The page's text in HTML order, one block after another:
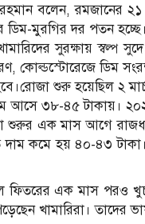
বলেন, রমজানের
ডিম-মুরগির দর পতন
সুরক্ষায় স্বল্প
কোল্ডস্টোরেজে ডিম
শুরু হয়েছিল ২
আসে ৩৮-৪৫ টাকায়।
শুরুর এক মাস আগে
দাম কমে হয় ৪০-৪৩
ফিতরের এক মাস পরও
খামারিরা।